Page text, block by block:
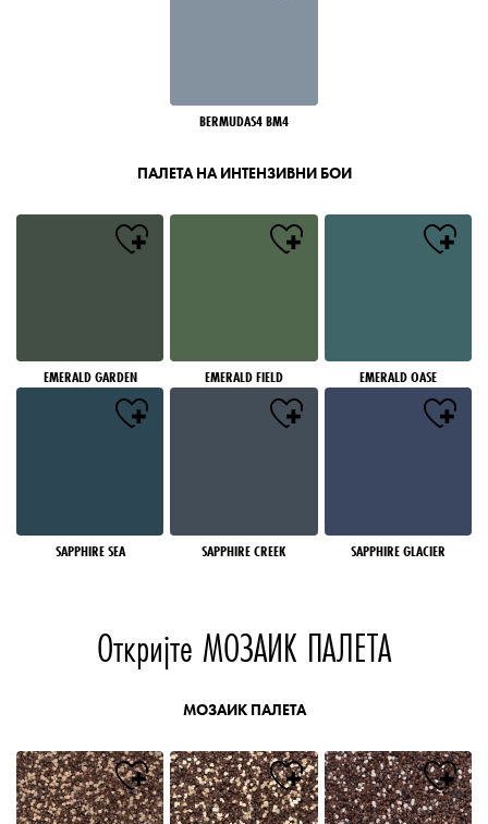
BERMUDAS4 BM4
ПАЛЕТА НА ИНТЕНЗИВНИ БОИ
EMERALD GARDEN EMERALD FIELD EMERALD OASE
SAPPHIRE SEA SAPPHIRE CREEK SAPPHIRE GLACIER
Откријте МОЗАИК ПАЛЕТА
МОЗАИК ПАЛЕТА